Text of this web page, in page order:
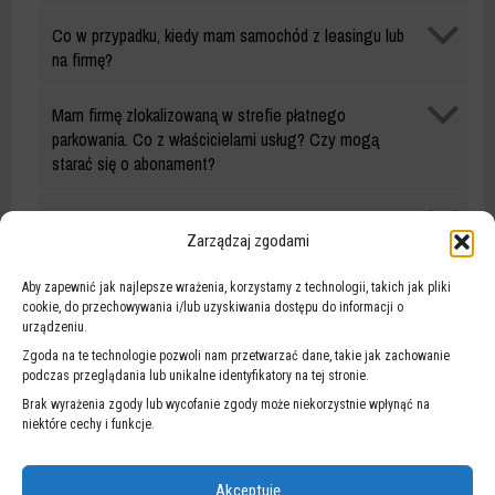
Zarządzaj zgodami
Aby zapewnić jak najlepsze wrażenia, korzystamy z technologii, takich jak pliki
cookie, do przechowywania i/lub uzyskiwania dostępu do informacji o
urządzeniu.
Zgoda na te technologie pozwoli nam przetwarzać dane, takie jak zachowanie
podczas przeglądania lub unikalne identyfikatory na tej stronie.
Brak wyrażenia zgody lub wycofanie zgody może niekorzystnie wpłynąć na
niektóre cechy i funkcje.
Akceptuję
mieszkańca
Co w przypadku, kiedy mam samochód z leasingu lub
na firmę?
mieszkańca
Mam firmę zlokalizowaną w strefie płatnego
parkowania. Co z właścicielami usług? Czy mogą
starać się o abonament?
Czy mogę wnioskować abonament na podstawie PIT
Abonament
mieszkańca
Czy mogę otrzymać zwrot środków za
niewykorzystany okres abonamentu?
ABONAMENT MIESZKAŃCA – REJONOWY
Abonament